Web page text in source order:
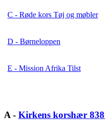
C - Røde kors Tøj og møbler
D - Børneloppen
E - Mission Afrika Tilst
A - Kirkens korshær